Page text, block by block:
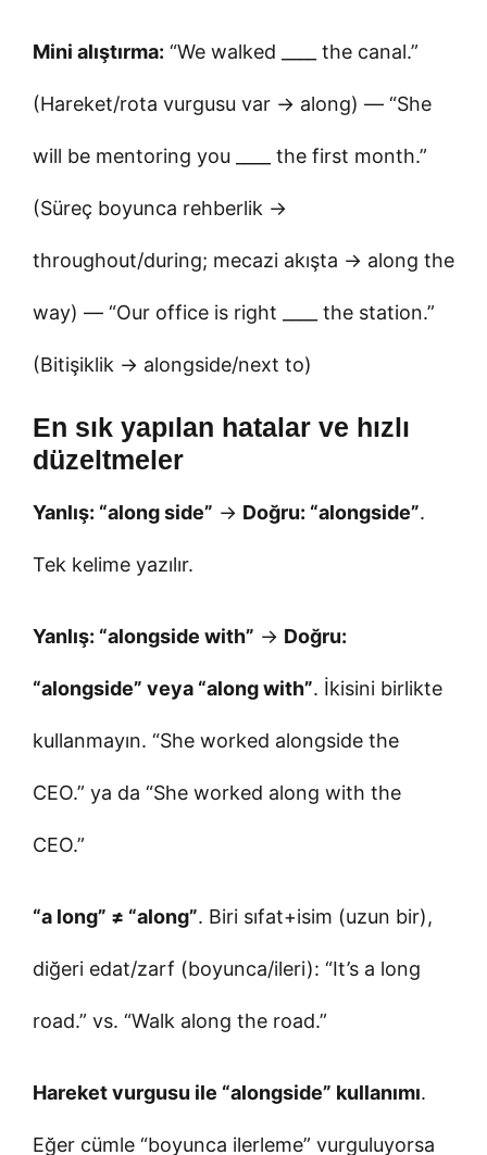
Mini alıştırma: “We walked ____ the canal.”
(Hareket/rota vurgusu var → along) — “She
will be mentoring you ____ the first month.”
(Süreç boyunca rehberlik →
throughout/during; mecazi akışta → along the
way) — “Our office is right ____ the station.”
(Bitişiklik → alongside/next to)
En sık yapılan hatalar ve hızlı
düzeltmeler
Yanlış: “along side” → Doğru: “alongside”.
Tek kelime yazılır.
Yanlış: “alongside with” → Doğru:
“alongside” veya “along with”. İkisini birlikte
kullanmayın. “She worked alongside the
CEO.” ya da “She worked along with the
CEO.”
“a long” ≠ “along”. Biri sıfat+isim (uzun bir),
diğeri edat/zarf (boyunca/ileri): “It’s a long
road.” vs. “Walk along the road.”
Hareket vurgusu ile “alongside” kullanımı.
Eğer cümle “boyunca ilerleme” vurguluyorsa